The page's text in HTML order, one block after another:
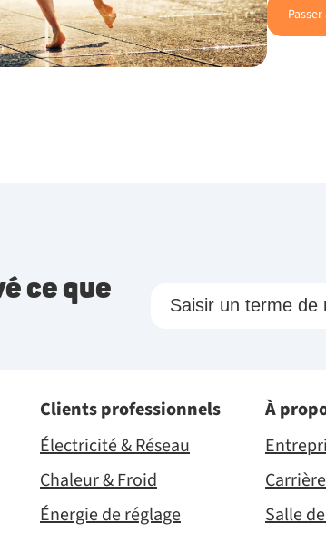
ce que
Clients professionnels
Électricité & Réseau
Chaleur & Froid
Énergie de réglage
À
Carrière
Salle